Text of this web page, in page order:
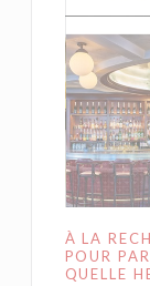
À LA
POUR
QUELLE